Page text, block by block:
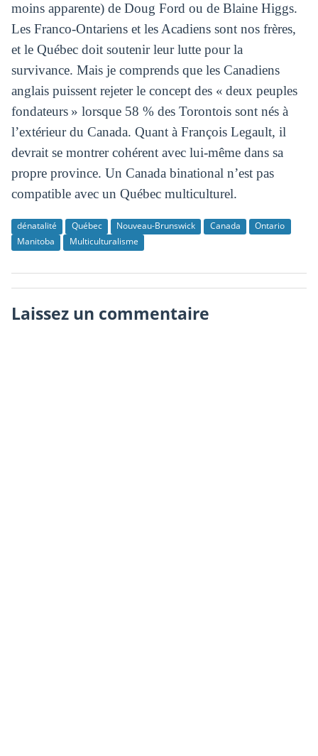
moins apparente) de Doug Ford ou de Blaine Higgs.
Les Franco-Ontariens et les Acadiens sont nos frères,
et le Québec doit soutenir leur lutte pour la
survivance. Mais je comprends que les Canadiens
anglais puissent rejeter le concept des « deux peuples
fondateurs » lorsque 58 % des Torontois sont nés à
l’extérieur du Canada. Quant à François Legault, il
devrait se montrer cohérent avec lui-même dans sa
propre province. Un Canada binational n’est pas
compatible avec un Québec multiculturel.
dénatalité Québec Nouveau-Brunswick Canada
Ontario
Manitoba
Multiculturalisme
Laissez un commentaire